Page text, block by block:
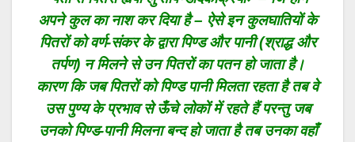
अपने कुल का नाश कर दिया है – ऐसे इन कुलघातियों के
पितरों को वर्ण-संकर के द्वारा पिण्ड और पानी (श्राद्ध और
तर्पण) न मिलने से उन पितरों का पतन हो जाता है।
कारण कि जब पितरों को पिण्ड पानी मिलता रहता है तब वे
उस पुण्य के प्रभाव से ऊँचे लोकों में रहते हैं परन्तु जब
उनको पिण्ड-पानी मिलना बन्द हो जाता है तब उनका वहाँ